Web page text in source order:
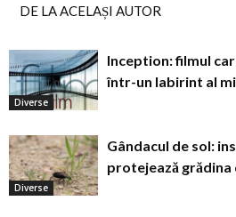
DE LA ACELAȘI AUTOR
Diverse
Inception: filmul
într-un labirint al
Diverse
Gândacul de sol:
protejează grădina